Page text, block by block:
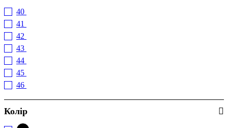
40
41
42
43
44
45
46
Колір